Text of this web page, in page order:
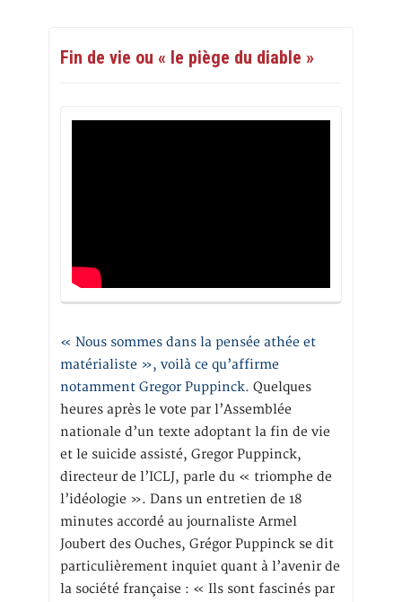
Fin de vie ou « le piège du diable »
« Nous sommes dans la pensée athée et
matérialiste », voilà ce qu’affirme
notamment Gregor Puppinck. Quelques
heures après le vote par l’Assemblée
nationale d’un texte adoptant la fin de vie
et le suicide assisté, Gregor Puppinck,
directeur de l’ICLJ, parle du « triomphe de
l’idéologie ». Dans un entretien de 18
minutes accordé au journaliste Armel
Joubert des Ouches, Grégor Puppinck se dit
particulièrement inquiet quant à l’avenir de
la société française : « Ils sont fascinés par